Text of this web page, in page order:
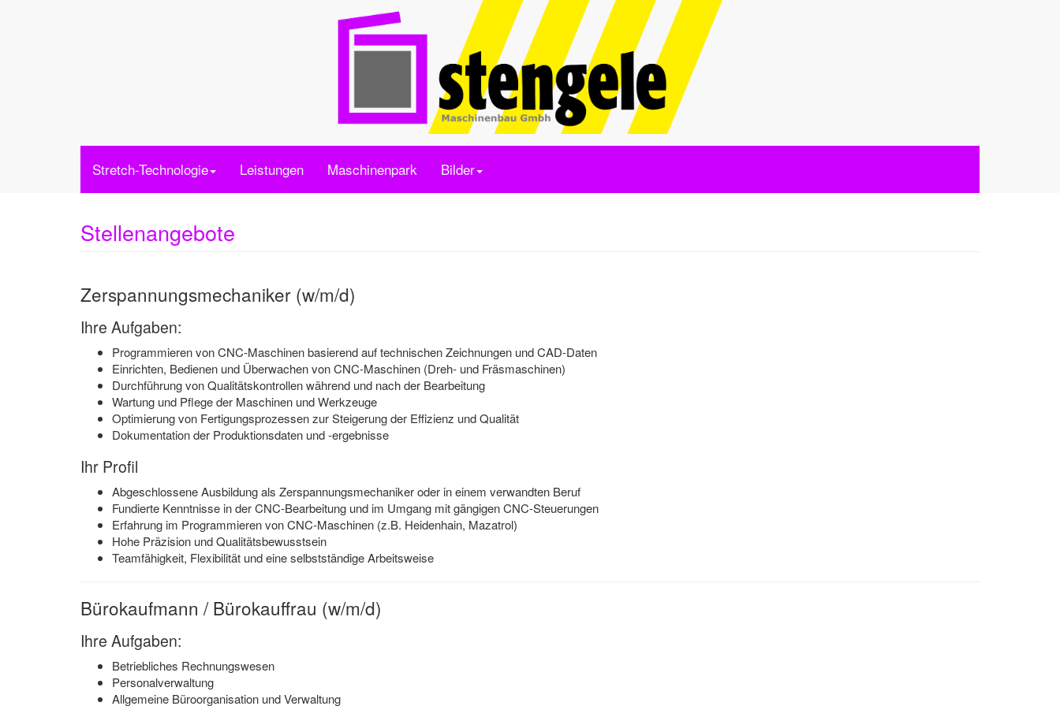
Stretch-Technologie Leistungen Maschinenpark Bilder
Stellenangebote
Zerspannungsmechaniker (w/m/d)
Ihre Aufgaben:
Programmieren von CNC-Maschinen basierend auf technischen Zeichnungen und CAD-Daten
Einrichten, Bedienen und Überwachen von CNC-Maschinen (Dreh- und Fräsmaschinen)
Durchführung von Qualitätskontrollen während und nach der Bearbeitung
Wartung und Pflege der Maschinen und Werkzeuge
Optimierung von Fertigungsprozessen zur Steigerung der Effizienz und Qualität
Dokumentation der Produktionsdaten und -ergebnisse
Ihr Profil
Abgeschlossene Ausbildung als Zerspannungsmechaniker oder in einem verwandten Beruf
Fundierte Kenntnisse in der CNC-Bearbeitung und im Umgang mit gängigen CNC-Steuerungen
Erfahrung im Programmieren von CNC-Maschinen (z.B. Heidenhain, Mazatrol)
Hohe Präzision und Qualitätsbewusstsein
Teamfähigkeit, Flexibilität und eine selbstständige Arbeitsweise
Bürokaufmann / Bürokauffrau (w/m/d)
Ihre Aufgaben:
Betriebliches Rechnungswesen
Personalverwaltung
Allgemeine Büroorganisation und Verwaltung